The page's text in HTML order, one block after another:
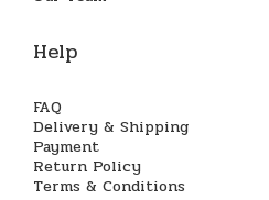
Help
FAQ
Delivery & Shipping
Payment
Return Policy
Terms & Conditions